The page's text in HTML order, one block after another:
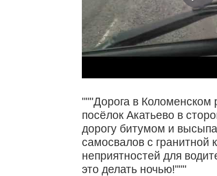
"""Дорога в Коломенском
посёлок Акатьево в
дорогу битумом и
самосвалов с
неприятностей для
это делать ночью!"""